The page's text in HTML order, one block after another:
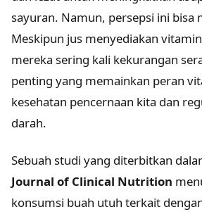
sayuran. Namun, persepsi ini bisa
Meskipun jus menyediakan
mereka sering kali kekurangan
penting yang memainkan peran
kesehatan pencernaan kita dan
darah.
Sebuah studi yang diterbitkan
Journal of Clinical Nutrition
konsumsi buah utuh terkait